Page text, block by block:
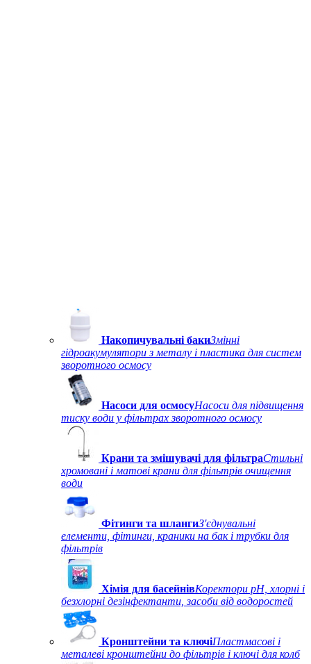
Накопичувальні бакиЗмінні
гідроакумулятори з металу і пластика для систем
зворотного осмосу
Насоси для осмосуНасоси для підвищення
тиску води у фільтрах зворотного осмосу
Крани та змішувачі для фільтраСтильні
хромовані і матові крани для фільтрів очищення
води
Фітинги та шлангиЗ'єднувальні
елементи, фітинги, краники на бак і трубки для
фільтрів
Хімія для басейнівКоректори рН, хлорні і
безхлорні дезінфектанти, засоби від водоростей
Кронштейни та ключіПластмасові і
металеві кронштейни до фільтрів і ключі для колб